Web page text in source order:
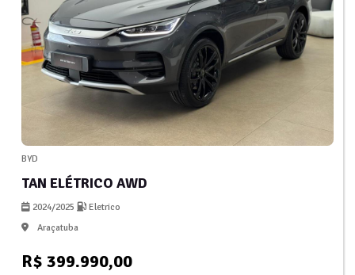
BYD
TAN ELÉTRICO AWD
2024/2025
Eletrico
Araçatuba
R$ 399.990,00